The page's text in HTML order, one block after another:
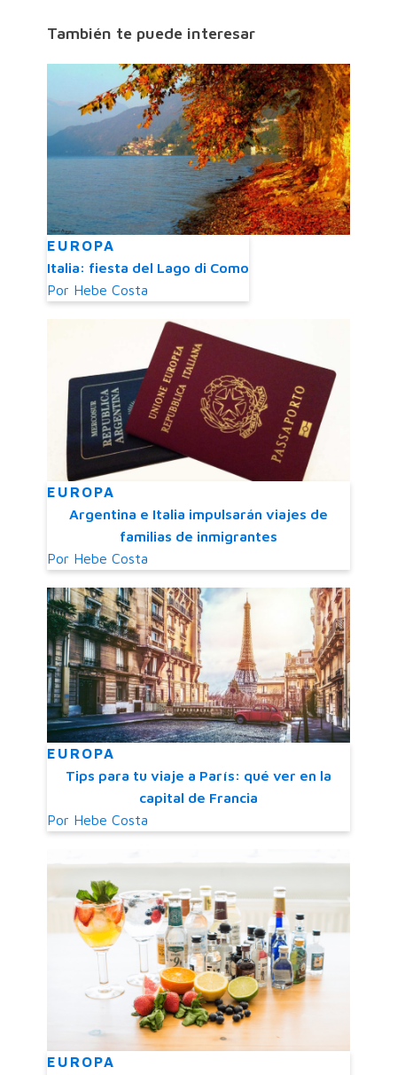
También te puede interesar
EUROPA
Italia: fiesta del Lago di Como
Por Hebe Costa
EUROPA
Argentina e Italia impulsarán viajes de
familias de inmigrantes
Por Hebe Costa
EUROPA
Tips para tu viaje a París: qué ver en la
capital de Francia
Por Hebe Costa
EUROPA